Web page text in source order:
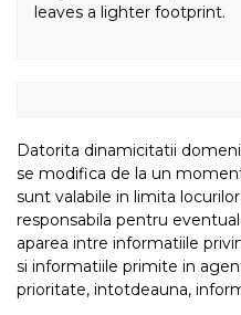
leaves a lighter footprint.
Datorita dinamicitatii
se modifica de la un
sunt valabile in limita
responsabila pentru
aparea intre informatiile
si informatiile primite in
prioritate, intotdeauna,